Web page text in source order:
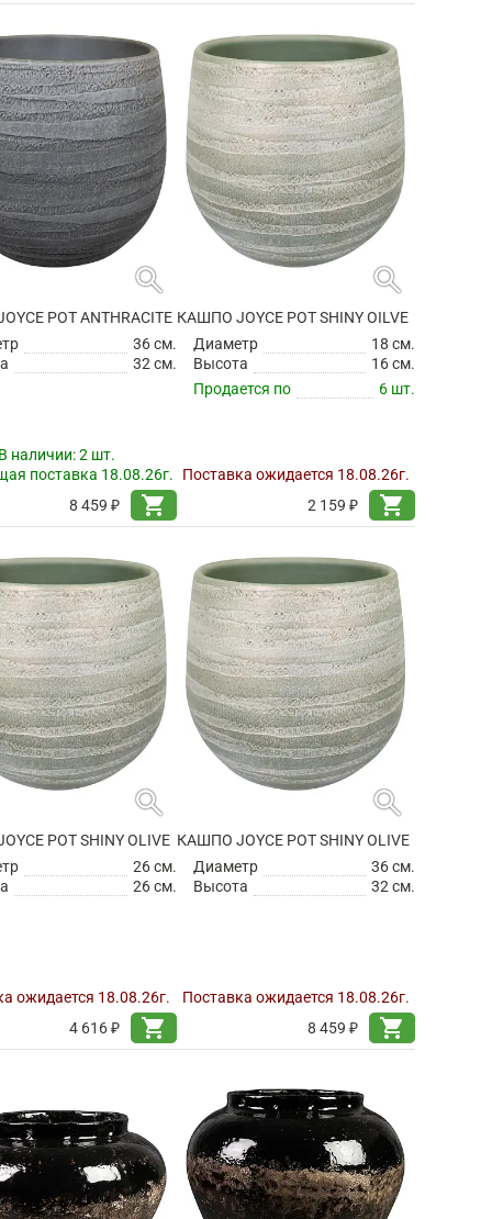
search
POT ANTHRACITE
36 см.
32 см.
наличии:2 шт.
поставка 18.08.26г.
8 459 ₽
shopping_cart
search
КАШПО JOYCE POT SHINY OILVE
Диаметр
18 см.
Высота
16 см.
Продается по
6 шт.
Поставка ожидается 18.08.26г.
2 159 ₽
shopping_cart
search
POT SHINY OLIVE
26 см.
26 см.
ожидается 18.08.26г.
4 616 ₽
shopping_cart
search
КАШПО JOYCE POT SHINY OLIVE
Диаметр
36 см.
Высота
32 см.
Поставка ожидается 18.08.26г.
8 459 ₽
shopping_cart